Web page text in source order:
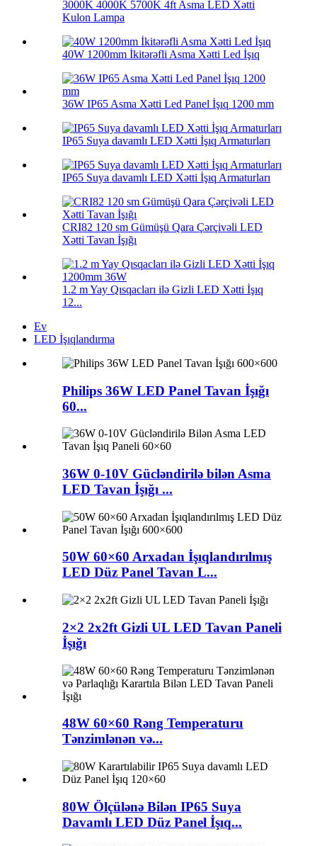
3000K 4000K 5700K 4ft Asma LED Xətti
Kulon Lampa
40W 1200mm İkitərəfli Asma Xətti Led İşıq
36W IP65 Asma Xətti Led Panel İşıq 1200 mm
IP65 Suya davamlı LED Xətti İşıq Armaturları
IP65 Suya davamlı LED Xətti İşıq Armaturları
CRI82 120 sm Gümüşü Qara Çərçivəli LED
Xətti Tavan İşığı
1.2 m Yay Qısqacları ilə Gizli LED Xətti İşıq
12...
Ev
LED İşıqlandırma
Philips 36W LED Panel Tavan İşığı
60...
36W 0-10V Gücləndirilə bilən Asma
LED Tavan İşığı ...
50W 60×60 Arxadan İşıqlandırılmış
LED Düz Panel Tavan L...
2×2 2x2ft Gizli UL LED Tavan Paneli
İşığı
48W 60×60 Rəng Temperaturu
Tənzimlənən və...
80W Ölçülənə Bilən IP65 Suya
Davamlı LED Düz Panel İşıq...